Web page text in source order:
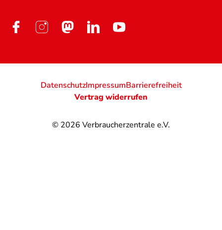
© 2026 Verbraucherzentrale e.V.
DatenschutzImpressumBarrierefreiheit
Vertrag widerrufen